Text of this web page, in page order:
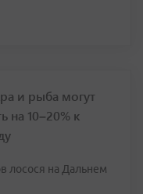
и рыба могут
на 10–20% к
лосося на Дальнем